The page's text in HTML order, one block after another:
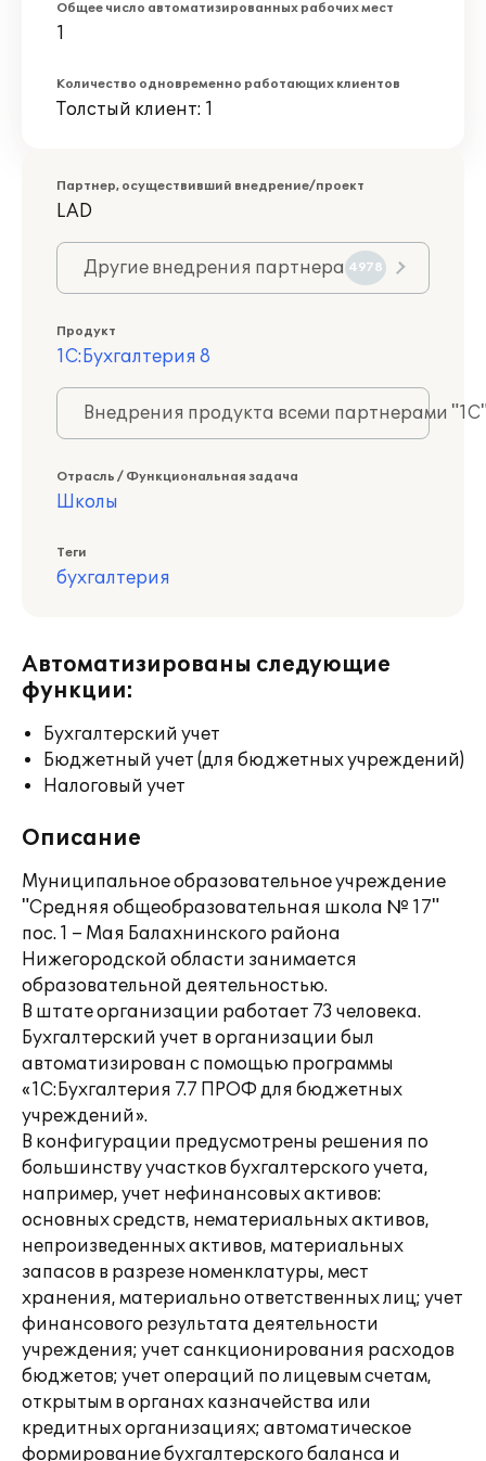
Общее число автоматизированных рабочих мест
1
Количество одновременно работающих клиентов
Толстый клиент: 1
Партнер, осуществивший внедрение/проект
LAD
Другие внедрения партнера 4978
Продукт
1С:Бухгалтерия 8
Внедрения продукта всеми партнерами
Отрасль / Функциональная задача
Школы
Теги
бухгалтерия
Автоматизированы следующие
функции:
Бухгалтерский учет
Бюджетный учет (для бюджетных учреждений)
Налоговый учет
Описание
Муниципальное образовательное учреждение
"Средняя общеобразовательная школа № 17"
пос. 1 – Мая Балахнинского района
Нижегородской области занимается
образовательной деятельностью.
В штате организации работает 73 человека.
Бухгалтерский учет в организации был
автоматизирован с помощью программы
«1С:Бухгалтерия 7.7 ПРОФ для бюджетных
учреждений».
В конфигурации предусмотрены решения по
большинству участков бухгалтерского учета,
например, учет нефинансовых активов:
основных средств, нематериальных активов,
непроизведенных активов, материальных
запасов в разрезе номенклатуры, мест
хранения, материально ответственных лиц; учет
финансового результата деятельности
учреждения; учет санкционирования расходов
бюджетов; учет операций по лицевым счетам,
открытым в органах казначейства или
кредитных организациях; автоматическое
формирование бухгалтерского баланса и